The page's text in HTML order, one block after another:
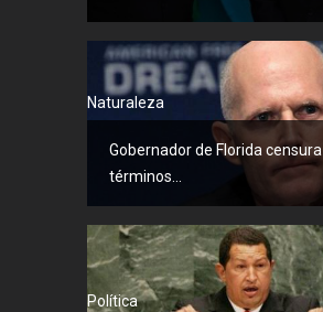
Naturaleza
Gobernador de Florida censura
términos...
Política